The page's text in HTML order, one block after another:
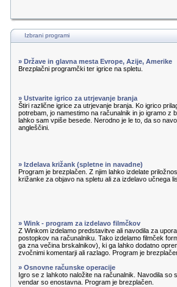
Izbrani programi
» Države in glavna mesta Evrope, Azije, Amerike
Brezplačni programčki ter igrice na spletu.
» Ustvarite igrico za utrjevanje branja
Štiri različne igrice za utrjevanje branja. Ko igrico
potrebam, jo namestimo na računalnik in jo igramo z
lahko sam vpiše besede. Nerodno je le to, da so
angleščini.
» Izdelava križank (spletne in navadne)
Program je brezplačen. Z njim lahko izdelate
križanke za objavo na spletu ali za izdelavo učnega
» Wink - program za izdelavo filmčkov
Z Winkom izdelamo predstavitve ali navodila za
postopkov na računalniku. Tako izdelamo filmček
ga zna večina brskalnikov), ki ga lahko dodatno
zvočnimi komentarji ali razlago. Program je
» Osnovne računske operacije
Igro se z lahkoto naložite na računalnik. Navodila so
vendar so enostavna. Program je brezplačen.